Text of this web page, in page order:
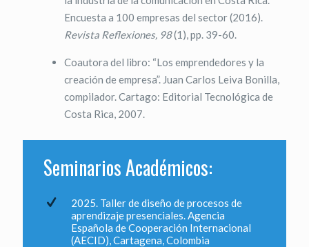
Encuesta a 100 empresas del sector (2016).
Revista Reflexiones, 98(1), pp. 39-60.
Coautora del libro: “Los emprendedores y la
creación de empresa”. Juan Carlos Leiva Bonilla,
compilador. Cartago: Editorial Tecnológica de
Costa Rica, 2007.
Seminarios Académicos:
2025. Taller de diseño de procesos de
aprendizaje presenciales. Agencia
Española de Cooperación Internacional
(AECID), Cartagena, Colombia